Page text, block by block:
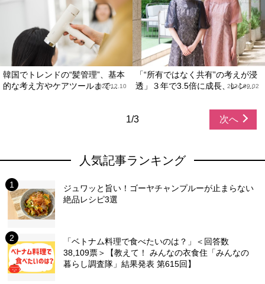
韓国でトレンドの“髪管理”、基本
的な考え方やケアツールまで...
2024.12.10
「“所有ではなく共有”の考えが浸
透」３年で3.5倍に成長、レン...
2024.09.02
1/3 次へ
人気記事ランキング
ジュワッと旨い！ゴーヤチャンプルーが止まらない
絶品レシピ3選
「ベトナム料理で食べたいのは？」＜回答数
38,109票＞【教えて！ みんなの衣食住「みんなの
暮らし調査隊」結果発表 第615回】